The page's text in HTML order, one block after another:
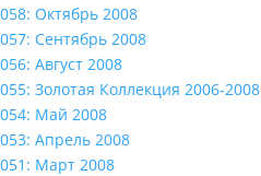
058: Октябрь 2008
057: Сентябрь 2008
056: Август 2008
055: Золотая Коллекция 2006-2008
054: Май 2008
053: Апрель 2008
051: Март 2008